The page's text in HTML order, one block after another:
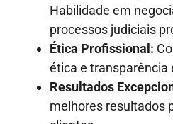
Habilidade em
processos judiciais
Ética Profissional:
ética e transparência
Resultados
melhores resultados